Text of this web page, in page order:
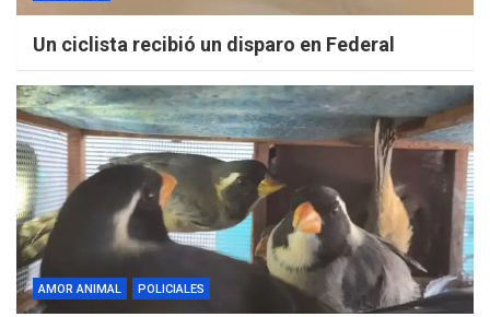
Un ciclista recibió un disparo en Federal
AMOR ANIMAL POLICIALES